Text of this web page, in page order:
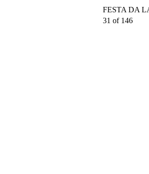
FESTA DA
31 of 146